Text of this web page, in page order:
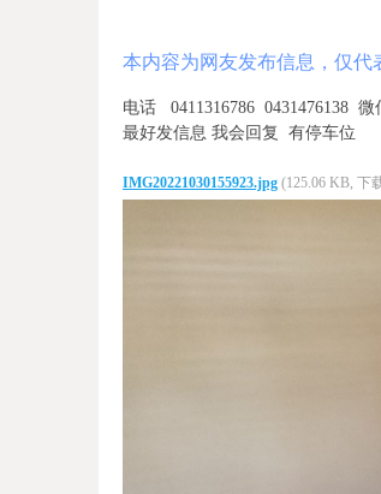
本内容为网友发布信息，仅代
电话 0411316786 0431476138
最好发信息 我会回复 有停车位
IMG20221030155923.jpg (125.06 KB, 下